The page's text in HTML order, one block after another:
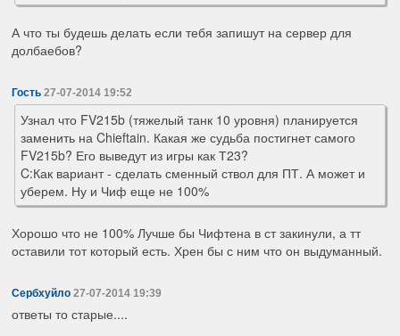
А что ты будешь делать если тебя запишут на сервер для
долбаебов?
Гость 27-07-2014 19:52
Узнал что FV215b (тяжелый танк 10 уровня) планируется
заменить на Chieftain. Какая же судьба постигнет самого
FV215b? Его выведут из игры как Т23?
C:Как вариант - сделать сменный ствол для ПТ. А может и
уберем. Ну и Чиф еще не 100%
Хорошо что не 100% Лучше бы Чифтена в ст закинули, а тт
оставили тот который есть. Хрен бы с ним что он выдуманный.
Сербхуйло 27-07-2014 19:39
ответы то старые....